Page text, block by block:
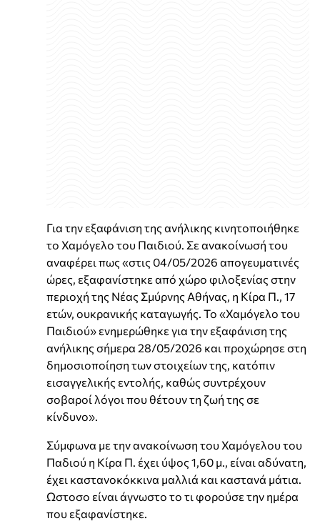
Για την εξαφάνιση της ανήλικης κινητοποιήθηκε
το Χαμόγελο του Παιδιού. Σε ανακοίνωσή του
αναφέρει πως «στις 04/05/2026 απογευματινές
ώρες, εξαφανίστηκε από χώρο φιλοξενίας στην
περιοχή της Νέας Σμύρνης Αθήνας, η Κίρα Π., 17
ετών, ουκρανικής καταγωγής. Το «Χαμόγελο του
Παιδιού» ενημερώθηκε για την εξαφάνιση της
ανήλικης σήμερα 28/05/2026 και προχώρησε στη
δημοσιοποίηση των στοιχείων της, κατόπιν
εισαγγελικής εντολής, καθώς συντρέχουν
σοβαροί λόγοι που θέτουν τη ζωή της σε
κίνδυνο».
Σύμφωνα με την ανακοίνωση του Χαμόγελου του
Παδιού η Κίρα Π. έχει ύψος 1,60 μ., είναι αδύνατη,
έχει καστανοκόκκινα μαλλιά και καστανά μάτια.
Ωστοσο είναι άγνωστο το τι φορούσε την ημέρα
που εξαφανίστηκε.